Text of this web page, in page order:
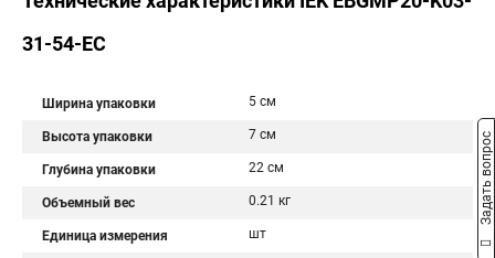
31-54-EC
Ширина упаковки 5 см
Высота упаковки 7 см
Глубина упаковки 22 см
Объемный вес 0.21 кг
Единица измерения шт
Задать вопрос